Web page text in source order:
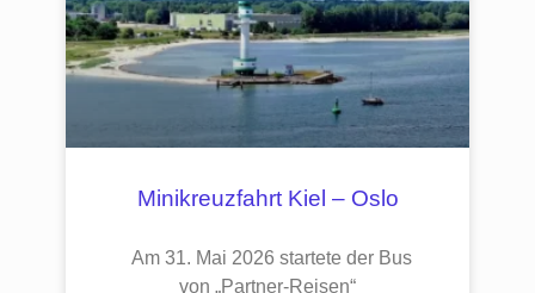
Minikreuzfahrt Kiel – Oslo
Am 31. Mai 2026 startete der Bus
von „Partner-Reisen“